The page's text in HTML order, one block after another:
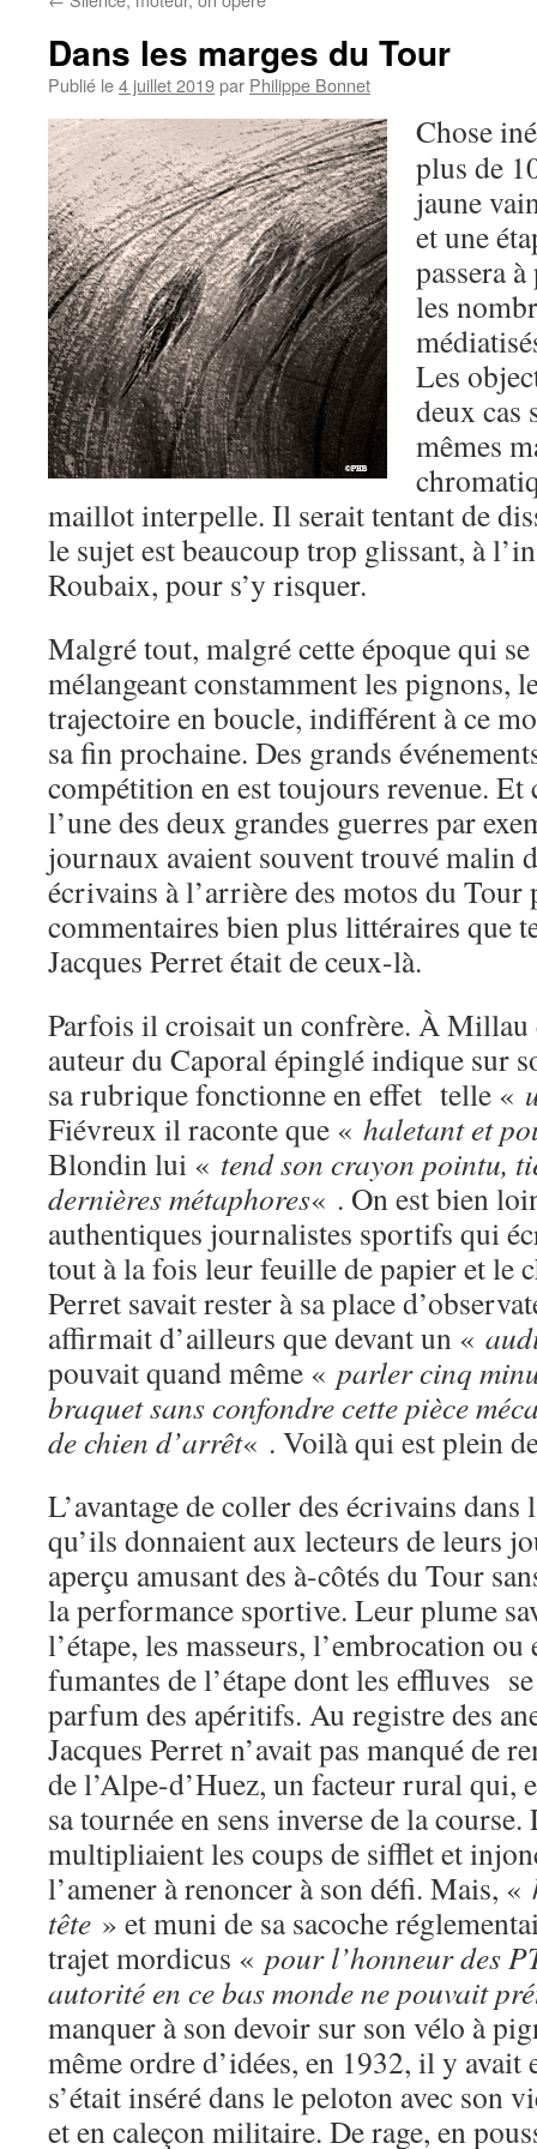
Dans les marges du Tour
Publié le4 juillet 2019par Philippe Bonnet
Chose
plus de
jaune
et une
passera
les
Les
deux cas
mêmes
maillot interpelle. Il serait tentant de
le sujet est beaucoup trop glissant, à
Roubaix, pour s’y risquer.
Malgré tout, malgré cette époque qui se
mélangeant constamment les pignons,
trajectoire en boucle, indifférent à ce
sa fin prochaine. Des grands
compétition en est toujours revenue. Et
l’une des deux grandes guerres par
journaux avaient souvent trouvé malin
écrivains à l’arrière des motos du
commentaires bien plus littéraires que
Jacques Perret était de ceux-là.
Parfois il croisait un confrère. À Millau
auteur du Caporal épinglé indique sur
sa rubrique fonctionne en effet telle «
Fiévreux il raconte que « haletant et
Blondin lui « tend son crayon pointu,
dernières métaphores« . On est bien
authentiques journalistes sportifs qui
tout à la fois leur feuille de papier et le
Perret savait rester à sa place
affirmait d’ailleurs que devant un «
pouvait quand même « parler cinq
braquet sans confondre cette pièce
de chien d’arrêt« . Voilà qui est plein
L’avantage de coller des écrivains dans
qu’ils donnaient aux lecteurs de leurs
aperçu amusant des à-côtés du Tour
la performance sportive. Leur plume
l’étape, les masseurs, l’embrocation ou
fumantes de l’étape dont les effluves
parfum des apéritifs. Au registre des
Jacques Perret n’avait pas manqué de
de l’Alpe-d’Huez, un facteur rural qui,
sa tournée en sens inverse de la course.
multipliaient les coups de sifflet et
l’amener à renoncer à son défi. Mais, «
tête » et muni de sa sacoche
trajet mordicus « pour l’honneur des
autorité en ce bas monde ne pouvait
manquer à son devoir sur son vélo à
même ordre d’idées, en 1932, il y
s’était inséré dans le peloton avec son
et en caleçon militaire. De rage, en